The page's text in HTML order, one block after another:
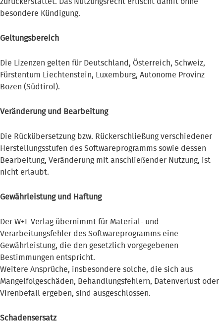
zurückerstattet. Das Nutzungsrecht erlischt damit ohne
besondere Kündigung.
Geltungsbereich
Die Lizenzen gelten für Deutschland, Österreich, Schweiz,
Fürstentum Liechtenstein, Luxemburg, Autonome Provinz
Bozen (Südtirol).
Veränderung und Bearbeitung
Die Rückübersetzung bzw. Rückerschließung verschiedener
Herstellungsstufen des Softwareprogramms sowie dessen
Bearbeitung, Veränderung mit anschließender Nutzung, ist
nicht erlaubt.
Gewährleistung und Haftung
Der W+L Verlag übernimmt für Material- und
Verarbeitungsfehler des Softwareprogramms eine
Gewährleistung, die den gesetzlich vorgegebenen
Bestimmungen entspricht.
Weitere Ansprüche, insbesondere solche, die sich aus
Mangelfolgeschäden, Behandlungsfehlern, Datenverlust oder
Virenbefall ergeben, sind ausgeschlossen.
Schadensersatz